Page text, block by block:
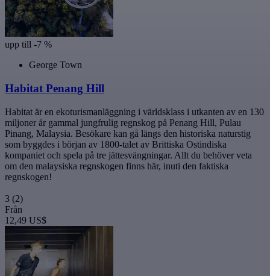
upp till -7 %
George Town
Habitat Penang Hill
Habitat är en ekoturismanläggning i världsklass i utkanten av en 130
miljoner år gammal jungfrulig regnskog på Penang Hill, Pulau
Pinang, Malaysia. Besökare kan gå längs den historiska naturstig
som byggdes i början av 1800-talet av Brittiska Ostindiska
kompaniet och spela på tre jättesvängningar. Allt du behöver veta
om den malaysiska regnskogen finns här, inuti den faktiska
regnskogen!
3 (2)
Från
12,49 US$